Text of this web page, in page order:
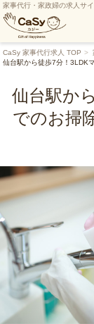
家事代行・家政婦の求人サイ
CaSy 家事代行求人 TOP
仙台駅から徒歩7分！3LDK
仙台駅か
でのお掃